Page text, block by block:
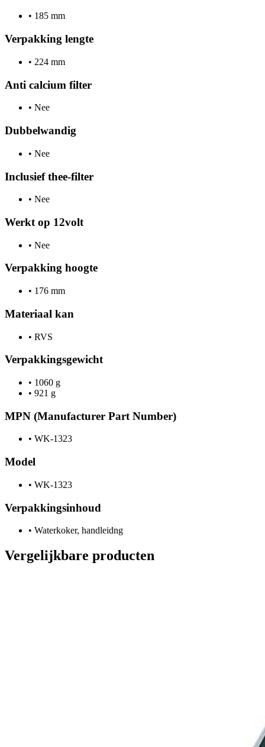
• 185 mm
Verpakking lengte
• 224 mm
Anti calcium filter
• Nee
Dubbelwandig
• Nee
Inclusief thee-filter
• Nee
Werkt op 12volt
• Nee
Verpakking hoogte
• 176 mm
Materiaal kan
• RVS
Verpakkingsgewicht
• 1060 g
• 921 g
MPN (Manufacturer Part Number)
• WK-1323
Model
• WK-1323
Verpakkingsinhoud
• Waterkoker, handleidng
Vergelijkbare producten